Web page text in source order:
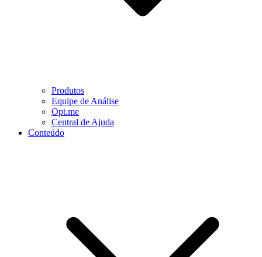
Produtos
Equipe de Análise
Opt.me
Central de Ajuda
Conteúdo